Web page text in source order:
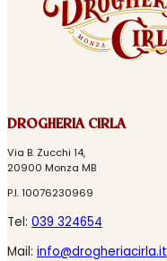
DROGHERIA CIRLA
Via B. Zucchi 14,
20900 Monza MB
P.I. 10076230969
Tel: 039 324654
Mail: info@drogheriacirla.it